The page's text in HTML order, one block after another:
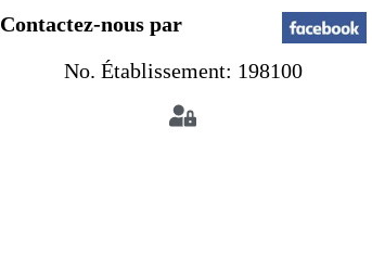
Contactez-nous par
No. Établissement: 198100